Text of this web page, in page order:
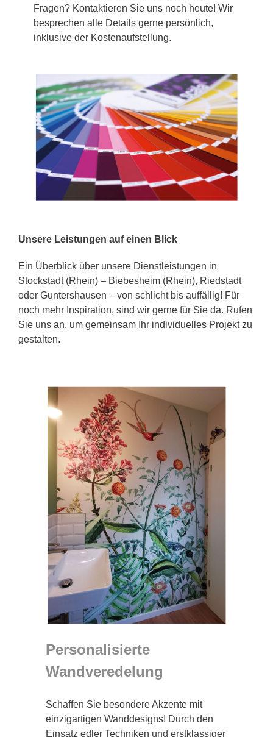
Fragen? Kontaktieren Sie uns noch heute! Wir
besprechen alle Details gerne persönlich,
inklusive der Kostenaufstellung.
Unsere Leistungen auf einen Blick
Ein Überblick über unsere Dienstleistungen in
Stockstadt (Rhein) – Biebesheim (Rhein), Riedstadt
oder Guntershausen – von schlicht bis auffällig! Für
noch mehr Inspiration, sind wir gerne für Sie da. Rufen
Sie uns an, um gemeinsam Ihr individuelles Projekt zu
gestalten.
Personalisierte
Wandveredelung
Schaffen Sie besondere Akzente mit
einzigartigen Wanddesigns! Durch den
Einsatz edler Techniken und erstklassiger